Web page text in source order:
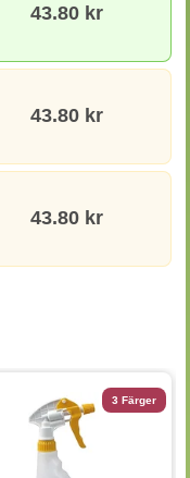
43.80 kr
43.80 kr
43.80 kr
3 Färger